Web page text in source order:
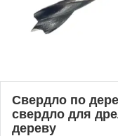
Свердло по
свердло для
дереву